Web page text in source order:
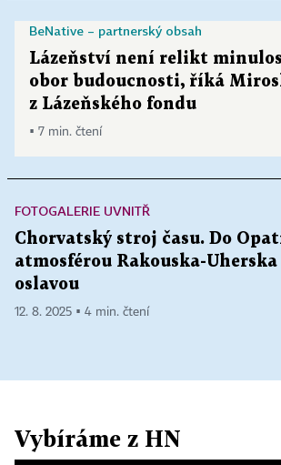
BeNative – partnerský obsah
Lázeňství není relikt
obor budoucnosti, říká
z Lázeňského fondu
▪ 7 min. čtení
FOTOGALERIE UVNITŘ
Chorvatský stroj času. Do
atmosférou Rakouska-
oslavou
12. 8. 2025 ▪ 4 min. čtení
Vybíráme z HN